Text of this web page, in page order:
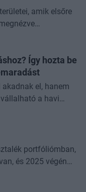
amik elsőre
Így hozta be
el, hanem
a havi
portfóliómban,
és 2025 végén